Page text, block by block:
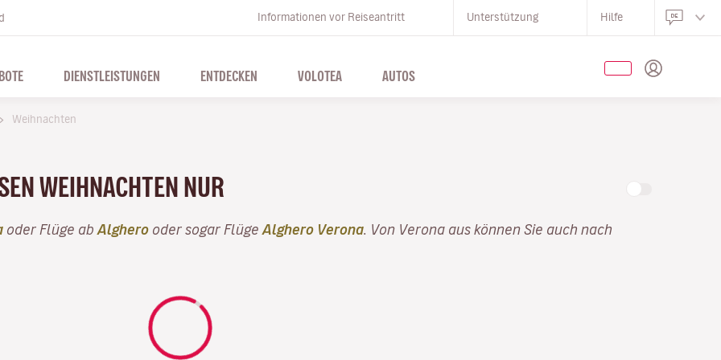
Informationen vor Reiseantritt Unterstützung Hilfe
DIENSTLEISTUNGEN ENTDECKEN VOLOTEA AUTOS
Weihnachten
WEIHNACHTEN NUR
oder Flüge ab Alghero oder sogar Flüge Alghero Verona . Von Verona aus können Sie auch nach